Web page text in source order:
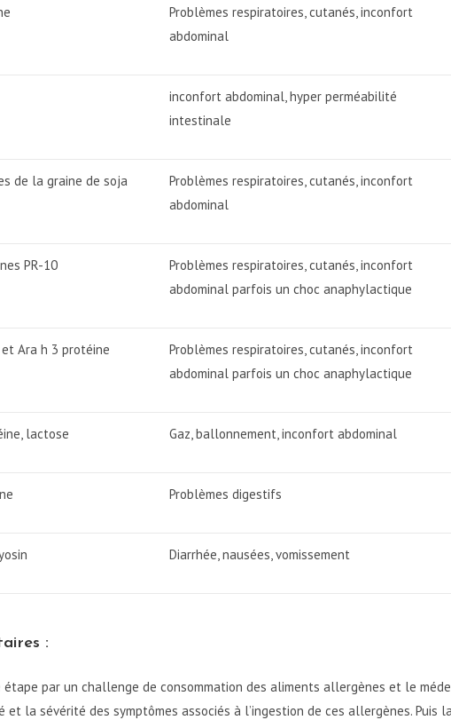
Problèmes respiratoires, cutanés, inconfort
abdominal
inconfort abdominal, hyper perméabilité
intestinale
de la graine de soja
Problèmes respiratoires, cutanés, inconfort
abdominal
PR-10
Problèmes respiratoires, cutanés, inconfort
abdominal parfois un choc anaphylactique
Ara h 3 protéine
Problèmes respiratoires, cutanés, inconfort
abdominal parfois un choc anaphylactique
lactose Gaz, ballonnement, inconfort abdominal
Problèmes digestifs
Diarrhée, nausées, vomissement
:
par un challenge de consommation des aliments allergènes et le
la sévérité des symptômes associés à l’ingestion de ces allergènes. Puis